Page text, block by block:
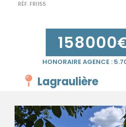
RÉF. FRI155
158000
HONORAIRE AGENCE :
Lagraulière